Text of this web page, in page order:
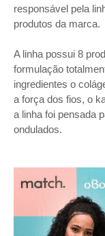
responsável pela
produtos da marca.
A linha possui 8
formulação
ingredientes o
a força dos fios, o
a linha foi pensada
ondulados.